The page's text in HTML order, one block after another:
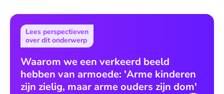
Lees perspectieven
over dit onderwerp
Waarom we een verkeerd beeld
hebben van armoede: 'Arme kinderen
zijn zielig, maar arme ouders zijn dom'